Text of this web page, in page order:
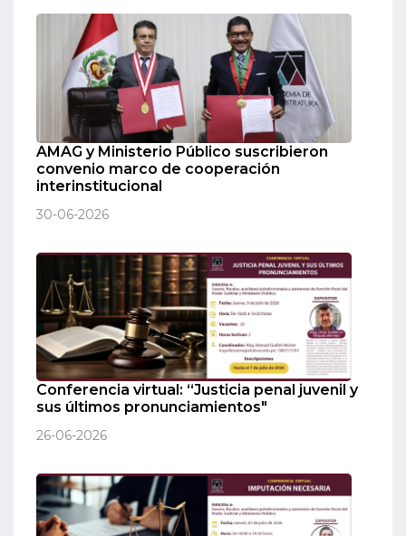
AMAG y Ministerio Público suscribieron
convenio marco de cooperación
interinstitucional
30-06-2026
Conferencia virtual: “Justicia penal juvenil y
sus últimos pronunciamientos"
26-06-2026